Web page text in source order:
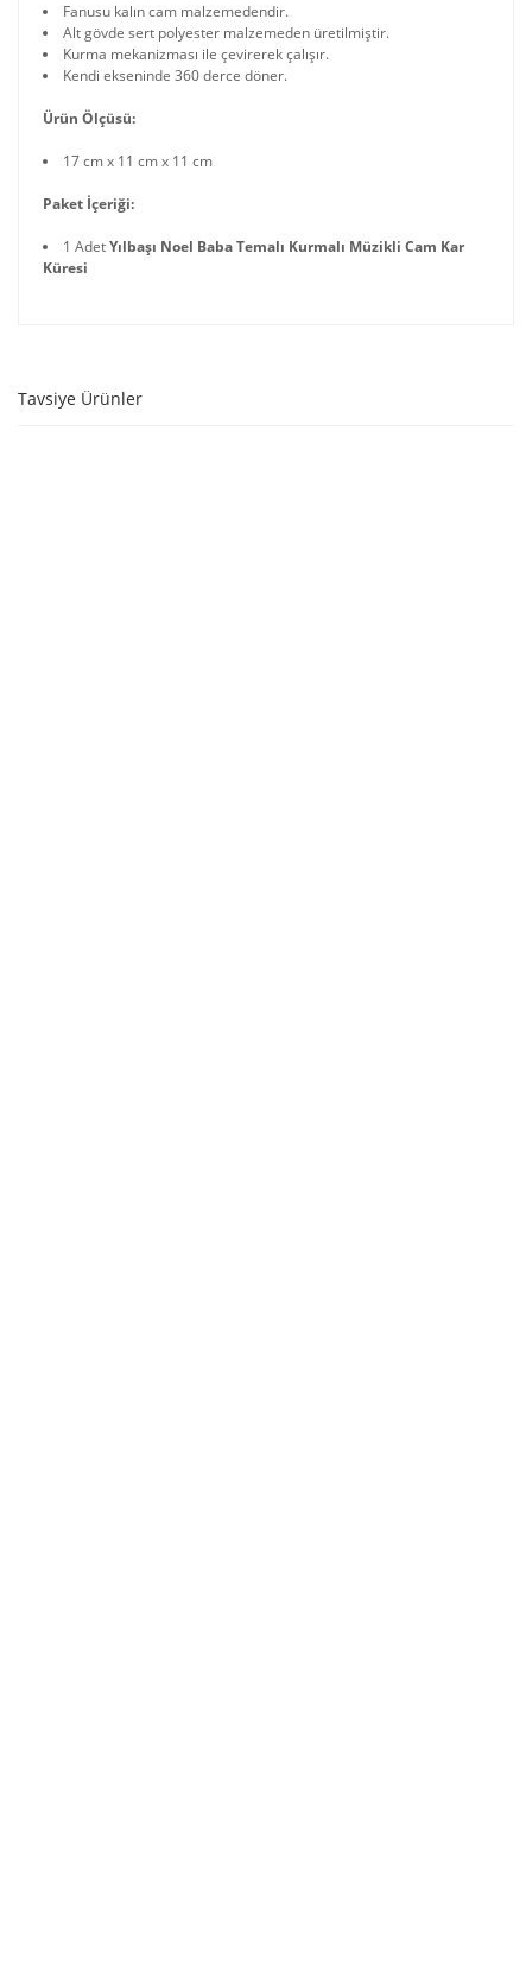
Fanusu kalın cam malzemedendir.
Alt gövde sert polyester malzemeden üretilmiştir.
Kurma mekanizması ile çevirerek çalışır.
Kendi ekseninde 360 derce döner.
Ürün Ölçüsü:
17 cm x 11 cm x 11 cm
Paket İçeriği:
1 AdetYılbaşı Noel Baba Temalı Kurmalı Müzikli Cam Kar
Küresi
Tavsiye Ürünler